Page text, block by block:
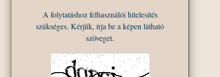
A folytatáshoz felhasználói hitelesítés
szükséges. Kérjük, írja be a képen látható
szöveget.